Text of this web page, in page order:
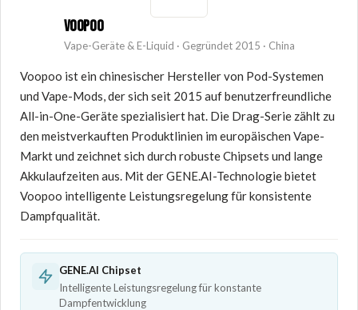
VOOPOO
Vape-Geräte & E-Liquid · Gegründet 2015 · China
Voopoo ist ein chinesischer Hersteller von Pod-Systemen
und Vape-Mods, der sich seit 2015 auf benutzerfreundliche
All-in-One-Geräte spezialisiert hat. Die Drag-Serie zählt zu
den meistverkauften Produktlinien im europäischen Vape-
Markt und zeichnet sich durch robuste Chipsets und lange
Akkulaufzeiten aus. Mit der GENE.AI-Technologie bietet
Voopoo intelligente Leistungsregelung für konsistente
Dampfqualität.
GENE.AI Chipset
Intelligente Leistungsregelung für konstante
Dampfentwicklung